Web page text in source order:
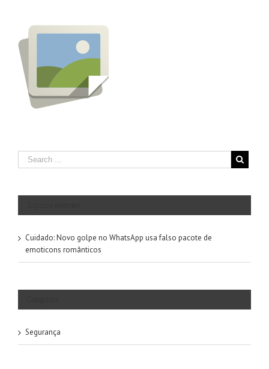
Cuidado: Novo golpe no WhatsApp usa falso pacote de
emoticons românticos
Segurança